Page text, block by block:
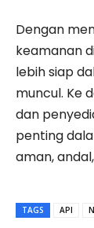
Dengan
keamanan
lebih siap
muncul. Ke
dan
penting
aman,
TAGS API